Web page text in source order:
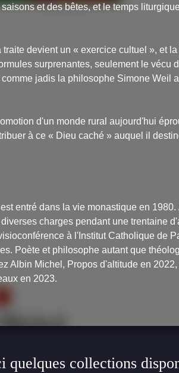
et des bêtes, et le temps
devient un « exercice cultuel », et
surprenantes, seulement le vécu
jadis la philosophe Simone Weil
d'un monde rural aujourd'hui
à ce « Dieu caché » auquel il
entré dans la vie monastique en 1980.
charges pendant une trentaine
à l'Institut Catholique de
Poète et philosophe autant que
Albin Michel, Propos d'altitude en
en 2023.
quelques collections